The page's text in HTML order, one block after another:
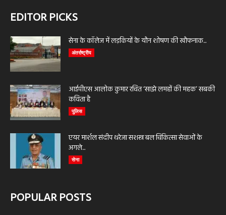
EDITOR PICKS
सेना के कॉलेज में लड़कियों के यौन शोषण की खौफनाक...
अंतर्राष्ट्रीय
आईपीएस आलोक कुमार रचित ‘साझे लमहों की महक’ सबकी
कविता है
पुलिस
एयर मार्शल संदीप थरेजा सशस्त्र बल चिकित्सा सेवाओं के
अगले...
सेना
POPULAR POSTS